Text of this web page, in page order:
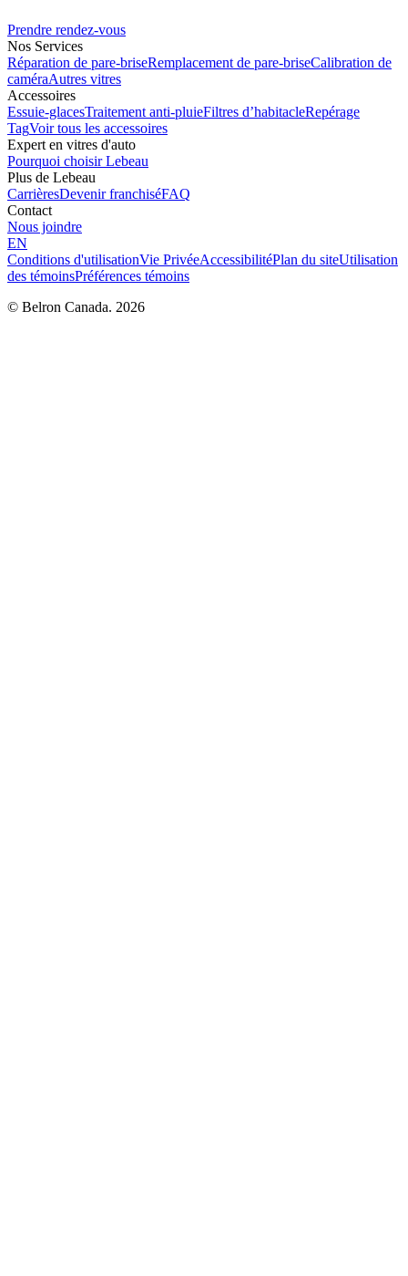
Prendre rendez-vous
Nos Services
Réparation de pare-briseRemplacement de pare-briseCalibration de
caméraAutres vitres
Accessoires
Essuie-glacesTraitement anti-pluieFiltres d’habitacleRepérage
TagVoir tous les accessoires
Expert en vitres d'auto
Pourquoi choisir Lebeau
Plus de Lebeau
CarrièresDevenir franchiséFAQ
Contact
Nous joindre
EN
Conditions d'utilisationVie PrivéeAccessibilitéPlan du siteUtilisation
des témoinsPréférences témoins
© Belron Canada. 2026